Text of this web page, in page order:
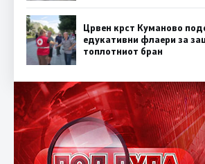
Црвен крст Куманово
едукативни флаери за
топлотниот бран